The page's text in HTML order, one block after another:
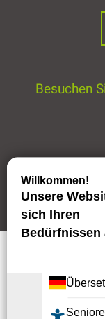
Besuchen
Professioneller Bereich